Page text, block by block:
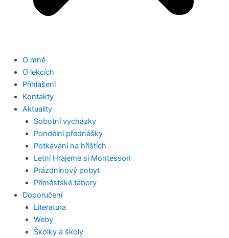
O mně
O lekcích
Přihlášení
Kontakty
Aktuality
Sobotní vycházky
Pondělní přednášky
Potkávání na hřištích
Letní Hrajeme si Montessori
Prázdninový pobyt
Příměstské tábory
Doporučení
Literatura
Weby
Školky a školy